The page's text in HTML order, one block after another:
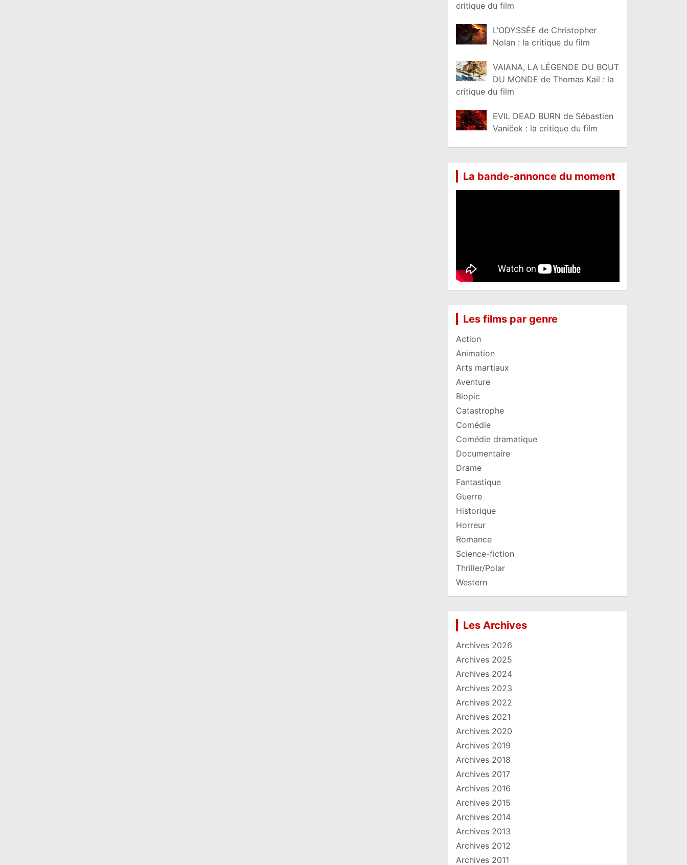
critique du film
L’ODYSSÉE de Christopher
Nolan : la critique du film
VAIANA, LA LÉGENDE DU BOUT
DU MONDE de Thomas Kail : la
critique du film
EVIL DEAD BURN de Sébastien
Vaniček : la critique du film
La bande-annonce du moment
Les films par genre
Action
Animation
Arts martiaux
Aventure
Biopic
Catastrophe
Comédie
Comédie dramatique
Documentaire
Drame
Fantastique
Guerre
Historique
Horreur
Romance
Science-fiction
Thriller/Polar
Western
Les Archives
Archives 2026
Archives 2025
Archives 2024
Archives 2023
Archives 2022
Archives 2021
Archives 2020
Archives 2019
Archives 2018
Archives 2017
Archives 2016
Archives 2015
Archives 2014
Archives 2013
Archives 2012
Archives 2011